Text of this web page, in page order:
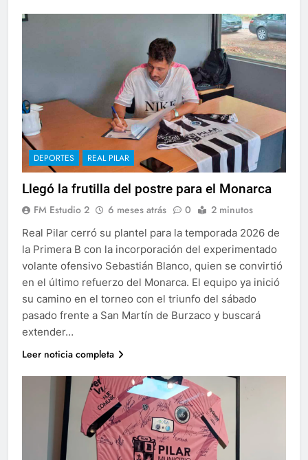
DEPORTES REAL PILAR
Llegó la frutilla del postre para el Monarca
FM Estudio 2 6 meses atrás 0 2 minutos
Real Pilar cerró su plantel para la temporada 2026 de
la Primera B con la incorporación del experimentado
volante ofensivo Sebastián Blanco, quien se convirtió
en el último refuerzo del Monarca. El equipo ya inició
su camino en el torneo con el triunfo del sábado
pasado frente a San Martín de Burzaco y buscará
extender…
Leer noticia completa